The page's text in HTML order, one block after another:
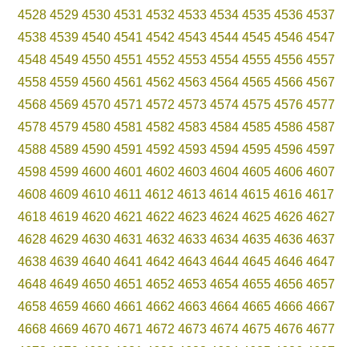
4528 4529 4530 4531 4532 4533 4534 4535 4536 4537
4538 4539 4540 4541 4542 4543 4544 4545 4546 4547
4548 4549 4550 4551 4552 4553 4554 4555 4556 4557
4558 4559 4560 4561 4562 4563 4564 4565 4566 4567
4568 4569 4570 4571 4572 4573 4574 4575 4576 4577
4578 4579 4580 4581 4582 4583 4584 4585 4586 4587
4588 4589 4590 4591 4592 4593 4594 4595 4596 4597
4598 4599 4600 4601 4602 4603 4604 4605 4606 4607
4608 4609 4610 4611 4612 4613 4614 4615 4616 4617
4618 4619 4620 4621 4622 4623 4624 4625 4626 4627
4628 4629 4630 4631 4632 4633 4634 4635 4636 4637
4638 4639 4640 4641 4642 4643 4644 4645 4646 4647
4648 4649 4650 4651 4652 4653 4654 4655 4656 4657
4658 4659 4660 4661 4662 4663 4664 4665 4666 4667
4668 4669 4670 4671 4672 4673 4674 4675 4676 4677